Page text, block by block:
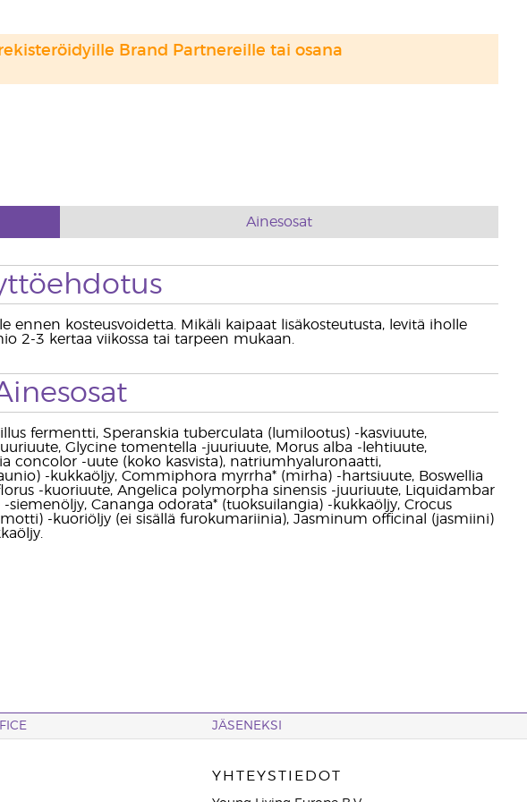
Brand Partnereille tai osana
Ainesosat
ennen kosteusvoidetta. Mikäli kaipaat lisäkosteutusta, levitä iholle
2-3 kertaa viikossa tai tarpeen mukaan.
fermentti, Speranskia tuberculata (lumilootus) -kasviuute,
Glycine tomentella -juuriuute, Morus alba -lehtiuute,
concolor -uute (koko kasvista), natriumhyaluronaatti,
-kukkaöljy, Commiphora myrrha* (mirha) -hartsiuute, Boswellia
-kuoriuute, Angelica polymorpha sinensis -juuriuute, Liquidambar
Cananga odorata* (tuoksuilangia) -kukkaöljy, Crocus
-kuoriöljy (ei sisällä furokumariinia), Jasminum officinal (jasmiini)
JÄSENEKSI
YHTEYSTIEDOT